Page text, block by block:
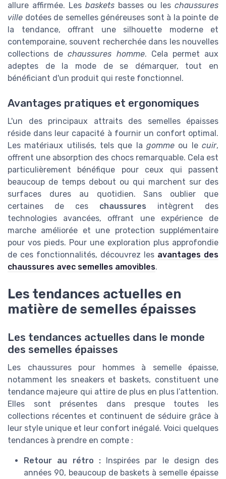
allure affirmée. Les baskets basses ou les chaussures
ville dotées de semelles généreuses sont à la pointe de
la tendance, offrant une silhouette moderne et
contemporaine, souvent recherchée dans les nouvelles
collections dechaussures homme. Cela permet aux
adeptes de la mode de se démarquer, tout en
bénéficiant d'un produit qui reste fonctionnel.
Avantages pratiques et ergonomiques
L'un des principaux attraits des semelles épaisses
réside dans leur capacité à fournir un confort optimal.
Les matériaux utilisés, tels que la gomme ou le cuir,
offrent une absorption des chocs remarquable. Cela est
particulièrement bénéfique pour ceux qui passent
beaucoup de temps debout ou qui marchent sur des
surfaces dures au quotidien. Sans oublier que
certaines de ces chaussures intègrent des
technologies avancées, offrant une expérience de
marche améliorée et une protection supplémentaire
pour vos pieds. Pour une exploration plus approfondie
de ces fonctionnalités, découvrez les avantages des
chaussures avec semelles amovibles.
Les tendances actuelles en
matière de semelles épaisses
Les tendances actuelles dans le monde
des semelles épaisses
Les chaussures pour hommes à semelle épaisse,
notamment les sneakers et baskets, constituent une
tendance majeure qui attire de plus en plus l’attention.
Elles sont présentes dans presque toutes les
collections récentes et continuent de séduire grâce à
leur style unique et leur confort inégalé. Voici quelques
tendances à prendre en compte :
Retour au rétro :Inspirées par le design des
années 90, beaucoup de baskets à semelle épaisse